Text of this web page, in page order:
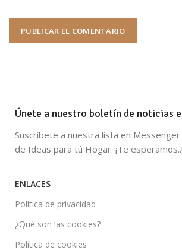
Únete a nuestro boletín de noticias
Suscríbete a nuestra lista en
de Ideas para tú Hogar. ¡Te esperamos..!
ENLACES
Política de privacidad
¿Qué son las cookies?
Política de cookies